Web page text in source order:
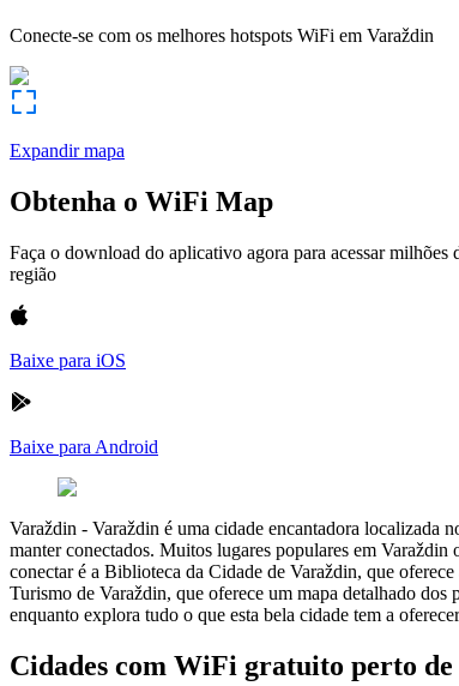
Conecte-se com os melhores hotspots WiFi em Varaždin
Expandir mapa
Obtenha o WiFi Map
Faça o download do aplicativo agora para acessar
região
Baixe para iOS
Baixe para Android
Varaždin - Varaždin é uma cidade encantadora localizada
manter conectados. Muitos lugares populares em
conectar é a Biblioteca da Cidade de Varaždin, que
Turismo de Varaždin, que oferece um mapa detalhado dos
enquanto explora tudo o que esta bela cidade tem a
Cidades com WiFi gratuito perto